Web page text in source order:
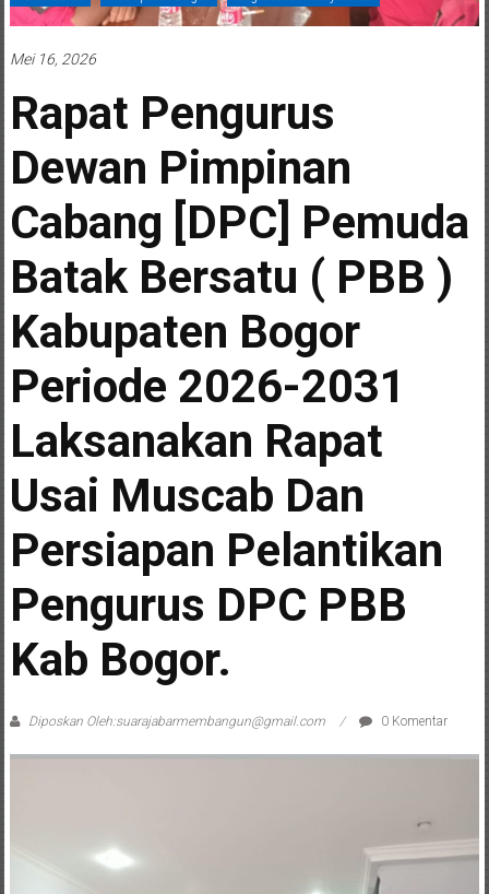
Rapat Pengurus
Dewan Pimpinan
Cabang [DPC] Pemuda
Batak Bersatu ( PBB )
Kabupaten Bogor
Periode 2026-2031
Laksanakan Rapat
Usai Muscab Dan
Persiapan Pelantikan
Pengurus DPC PBB
Kab Bogor.